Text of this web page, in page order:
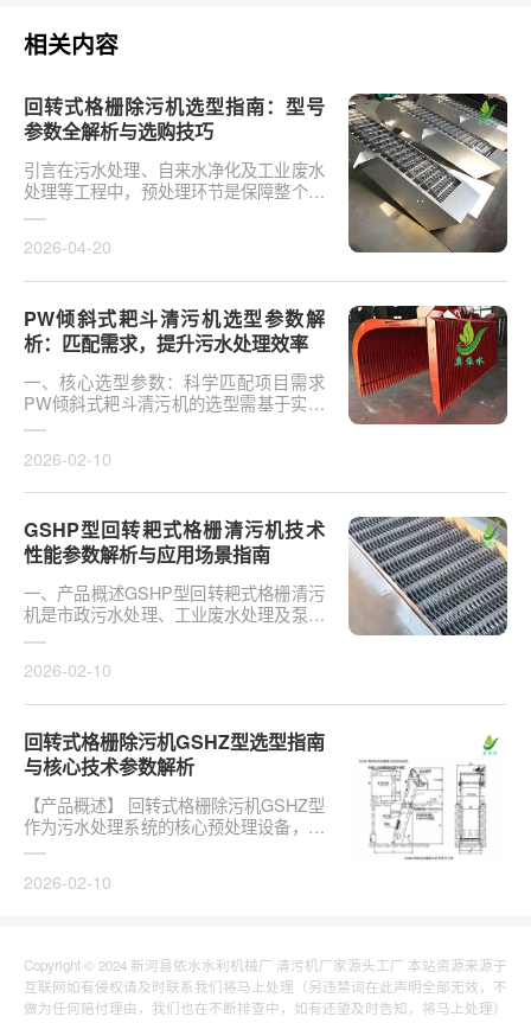
相关内容
回转式格栅除污机选型指南：型号
参数全解析与选购技巧
引言在污水处理、自来水净化及工业废水
处理等工程中，预处理环节是保障整个系
统稳定运行的一道防线。回转式格栅除污
2026-04-20
PW倾斜式耙斗清污机选型参数解
析：匹配需求，提升污水处理效率
一、核心选型参数：科学匹配项目需求
PW倾斜式耙斗清污机的选型需基于实际
工况与处理目标，以下为关键参数解析：
2026-02-10
GSHP型回转耙式格栅清污机技术
性能参数解析与应用场景指南
一、产品概述GSHP型回转耙式格栅清污
机是市政污水处理、工业废水处理及泵站
工程中广泛应用的核心固液分离设备。其
2026-02-10
回转式格栅除污机GSHZ型选型指南
与核心技术参数解析
【产品概述】 回转式格栅除污机GSHZ型
作为污水处理系统的核心预处理设备，采
用耙齿链传动结构实现连续固液分离，适
2026-02-10
Copyright © 2024 新河县依水水利机械厂 清污机厂家源头工厂 本站资源来源于
互联网如有侵权请及时联系我们将马上处理（另违禁词在此声明全部无效，不
做为任何赔付理由，我们也在不断排查中，如有还望及时告知，将马上处理）